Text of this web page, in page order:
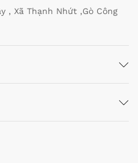
, Xã Thạnh Nhứt ,Gò Công